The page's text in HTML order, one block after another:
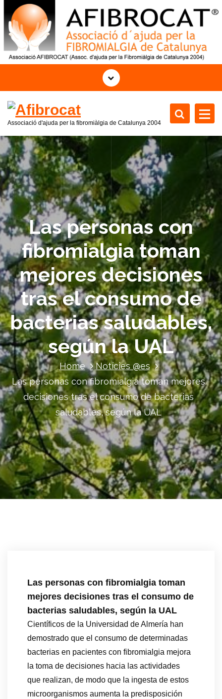
o
n
Associació d'ajuda per la fibromiàlgia de Catalunya 2004
Las personas con
fibromialgia toman
mejores decisiones
tras el consumo de
bacterias saludables,
según la UAL
Home
Notícies @es
Las personas con fibromialgia toman mejores
decisiones tras el consumo de bacterias
saludables, según la UAL
Las personas con fibromialgia toman
mejores decisiones tras el consumo de
bacterias saludables, según la UAL
Científicos de la Universidad de Almería han
demostrado que el consumo de determinadas
bacterias en pacientes con fibromialgia mejora
la toma de decisiones hacia las actividades
que realizan, de modo que la ingesta de estos
microorganismos aumenta la predisposición